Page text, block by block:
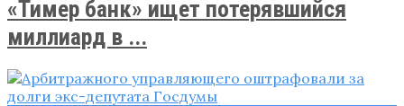
«Тимер банк» ищет потерявшийся
миллиард в ...